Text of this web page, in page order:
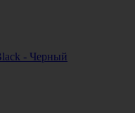
- Черный